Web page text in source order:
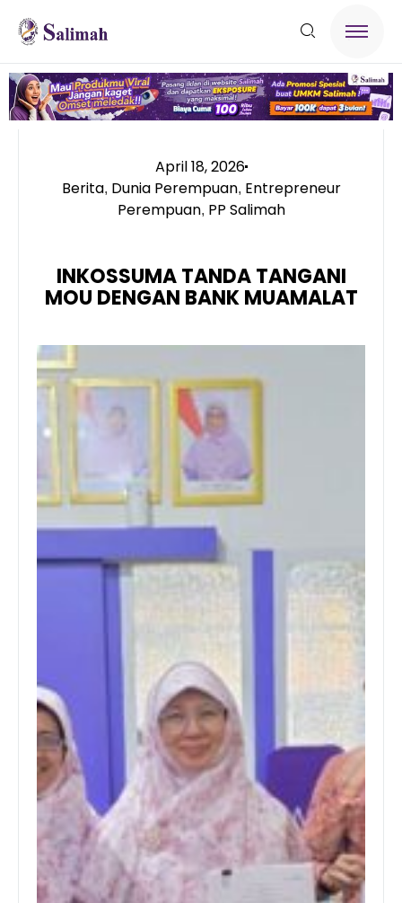
April 18, 2026
Berita, Dunia Perempuan, Entrepreneur
Perempuan, PP Salimah
INKOSSUMA TANDA TANGANI
MOU DENGAN BANK MUAMALAT